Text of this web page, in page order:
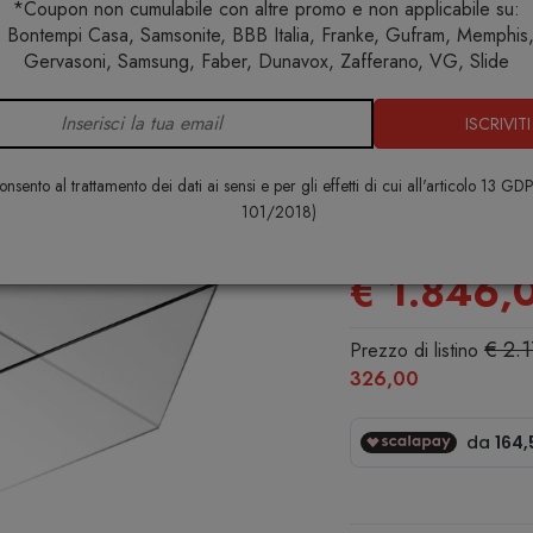
*Coupon non cumulabile con altre promo e non applicabile su:
Bontempi Casa, Samsonite, BBB Italia, Franke, Gufram,
Gervasoni, Samsung, Faber, Dunavox, Zafferano, VG, Slide
ISCRIVITI
al trattamento dei dati ai sensi e per gli effetti di cui all'articolo 13
101/2018)
Arredo interno Tavolini Wireframe Tavolo basso
Wireframe
75x87x25
€
Prezzo di listino €
326,00